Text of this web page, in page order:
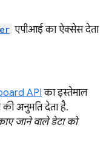
एपीआई का ऐक्सेस देता
API का इस्तेमाल
अनुमति देता है.
जाने वाले डेटा को